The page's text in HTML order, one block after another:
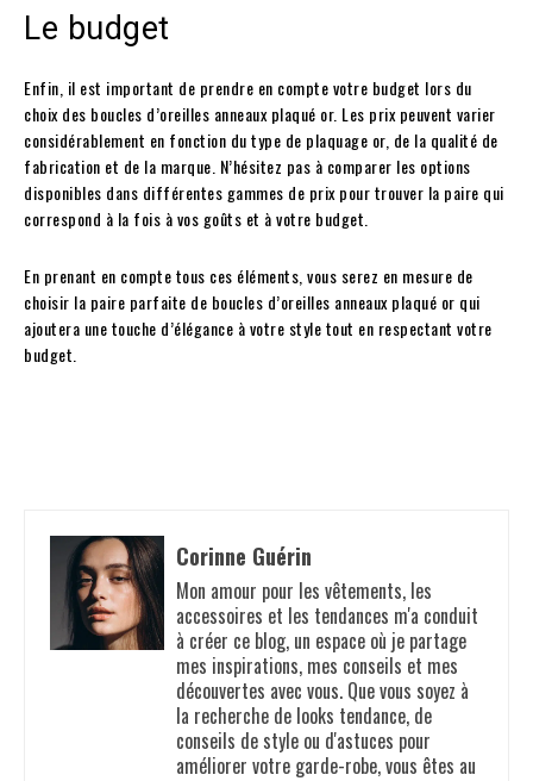
Le budget
Enfin, il est important de prendre en compte votre budget lors du
choix des boucles d’oreilles anneaux plaqué or. Les prix peuvent varier
considérablement en fonction du type de plaquage or, de la qualité de
fabrication et de la marque. N’hésitez pas à comparer les options
disponibles dans différentes gammes de prix pour trouver la paire qui
correspond à la fois à vos goûts et à votre budget.
En prenant en compte tous ces éléments, vous serez en mesure de
choisir la paire parfaite de boucles d’oreilles anneaux plaqué or qui
ajoutera une touche d’élégance à votre style tout en respectant votre
budget.
Corinne Guérin
Mon amour pour les vêtements, les
accessoires et les tendances m'a conduit
à créer ce blog, un espace où je partage
mes inspirations, mes conseils et mes
découvertes avec vous. Que vous soyez à
la recherche de looks tendance, de
conseils de style ou d'astuces pour
améliorer votre garde-robe, vous êtes au